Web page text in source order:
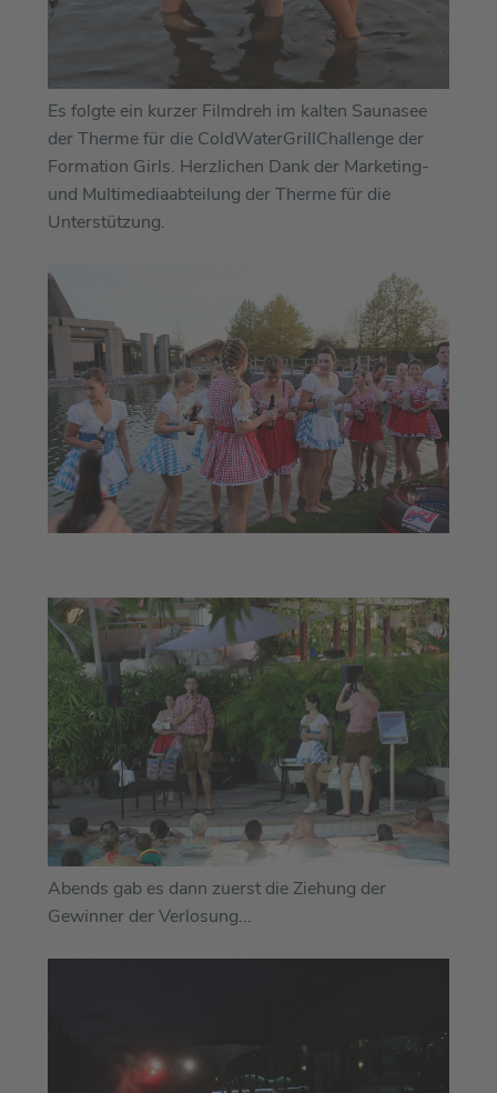
Es folgte ein kurzer Filmdreh im kalten Saunasee
der Therme für die ColdWaterGrillChallenge der
Formation Girls. Herzlichen Dank der Marketing-
und Multimediaabteilung der Therme für die
Unterstützung.
Abends gab es dann zuerst die Ziehung der
Gewinner der Verlosung...